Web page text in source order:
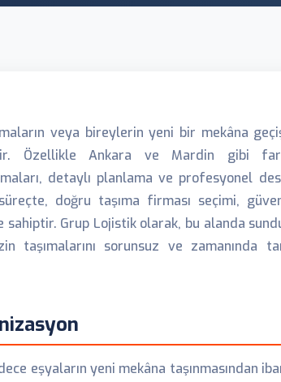
veya bireylerin yeni bir mekâna
Özellikle Ankara ve Mardin gibi
detaylı planlama ve profesyonel
doğru taşıma firması seçimi,
sahiptir. Grup Lojistik olarak, bu alanda
taşımalarını sorunsuz ve zamanında
eşyaların yeni mekâna taşınmasından